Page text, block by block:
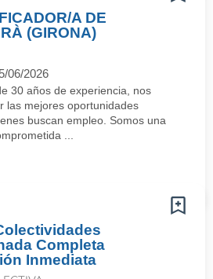
A DE
(GIRONA)
06/2026
30 años de experiencia, nos
las mejores oportunidades
buscan empleo. Somos una
...
Completa
Inmediata